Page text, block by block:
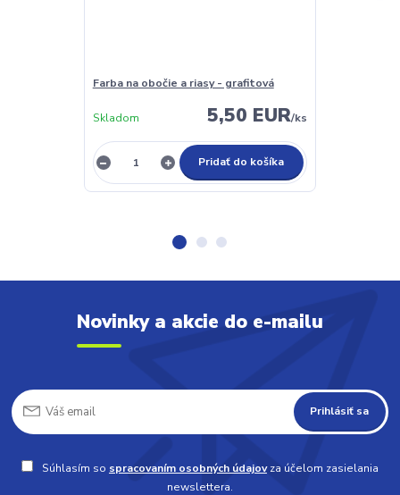
Farba na obočie a riasy - grafitová
5,50 EUR/ks
Skladom
Pridať do košíka
Novinky a akcie do e-mailu
Prihlásiť sa
Súhlasím so spracovaním osobných údajovza účelom zasielania
newslettera.